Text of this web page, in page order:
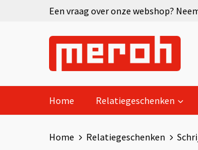
Een vraag over onze webshop?
Home Relatiegeschenken
Home Relatiegeschenken